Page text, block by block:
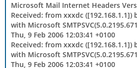
Microsoft Mail Internet Headers
Received: from xxxdc ([192.168.1.1])
with Microsoft
Thu, 9 Feb 2006 12:03:41 +0100
Received: from xxxdc ([192.168.1.1])
with Microsoft
Thu, 9 Feb 2006 12:03:41 +0100